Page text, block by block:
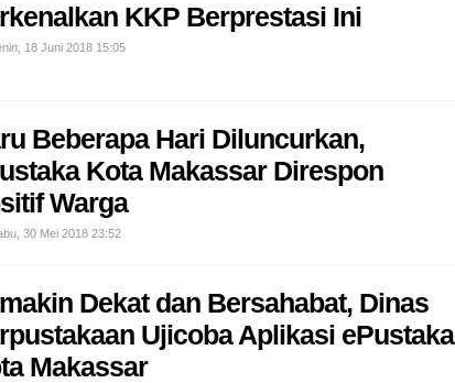
KKP Berprestasi Ini
18 Juni 2018 15:05
Beberapa Hari Diluncurkan,
Kota Makassar Direspon
Warga
30 Mei 2018 23:52
Dekat dan Bersahabat, Dinas
Ujicoba Aplikasi ePustaka
Makassar